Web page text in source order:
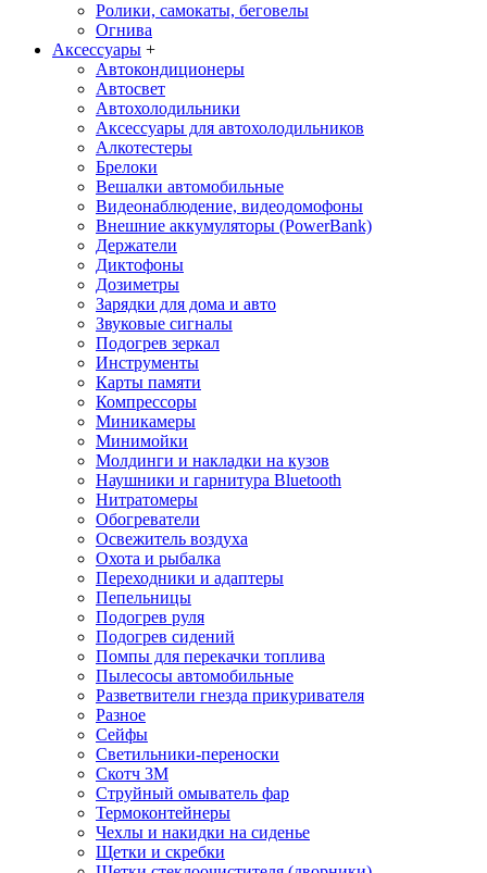
Ролики, самокаты, беговелы
Огнива
Аксессуары +
Автокондиционеры
Aвтосвет
Автохолодильники
Аксессуары для автохолодильников
Алкотестеры
Брелоки
Вешалки автомобильные
Видеонаблюдение, видеодомофоны
Внешние аккумуляторы (PowerBank)
Держатели
Диктофоны
Дозиметры
Зарядки для дома и авто
Звуковые сигналы
Подогрев зеркал
Инструменты
Карты памяти
Компрессоры
Миникамеры
Минимойки
Молдинги и накладки на кузов
Наушники и гарнитура Bluetooth
Нитратомеры
Обогреватели
Освежитель воздуха
Охота и рыбалка
Переходники и адаптеры
Пепельницы
Подогрев руля
Подогрев сидений
Помпы для перекачки топлива
Пылесосы автомобильные
Разветвители гнезда прикуривателя
Разное
Сейфы
Светильники-переноски
Скотч 3М
Струйный омыватель фар
Термоконтейнеры
Чехлы и накидки на сиденье
Щетки и скребки